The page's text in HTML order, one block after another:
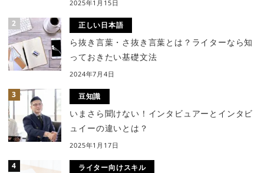
2025年1月15日
正しい日本語
ら抜き言葉・さ抜き言葉とは？ライターなら知
っておきたい基礎文法
2024年7月4日
豆知識
いまさら聞けない！インタビュアーとインタビ
ュイーの違いとは？
2025年1月17日
ライター向けスキル